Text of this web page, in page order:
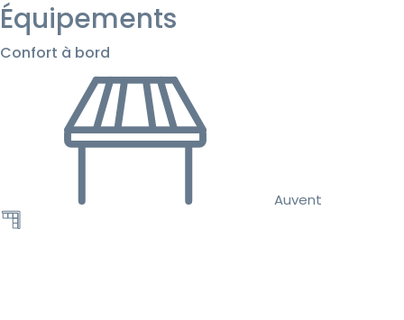
Équipements
Confort à bord
Auvent